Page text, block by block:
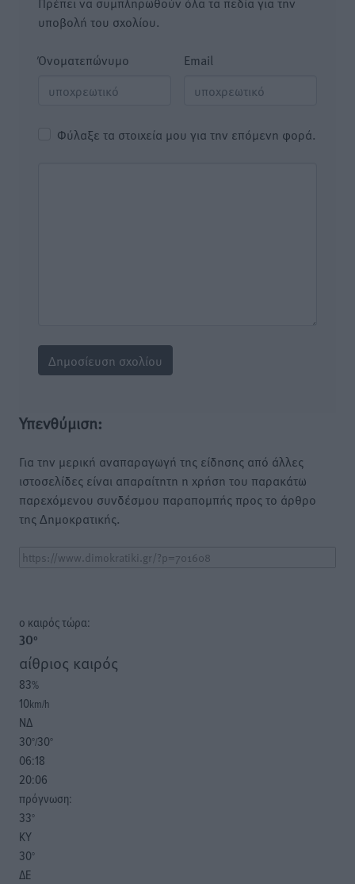
υποβολή του σχολίου.
Όνοματεπώνυμο Email
Φύλαξε τα στοιχεία μου για την επόμενη φορά.
Υπενθύμιση:
Για την μερική αναπαραγωγή της είδησης από άλλες
ιστοσελίδες είναι απαραίτητη η χρήση του παρακάτω
παρεχόμενου συνδέσμου παραπομπής προς το άρθρο
της Δημοκρατικής.
o καιρός τώρα:
30°
αίθριος καιρός
83%
10km/h
ΝΔ
30°/30°
06:18
20:06
πρόγνωση:
33°
ΚΥ
30°
ΔΕ